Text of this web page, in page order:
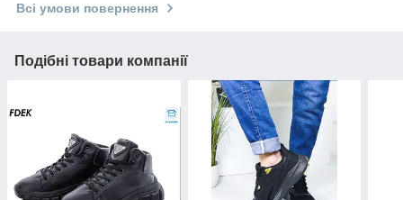
Всі умови повернення
Подібні товари компанії